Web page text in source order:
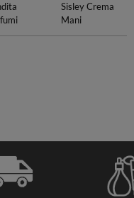
Sisley Crema
Mani